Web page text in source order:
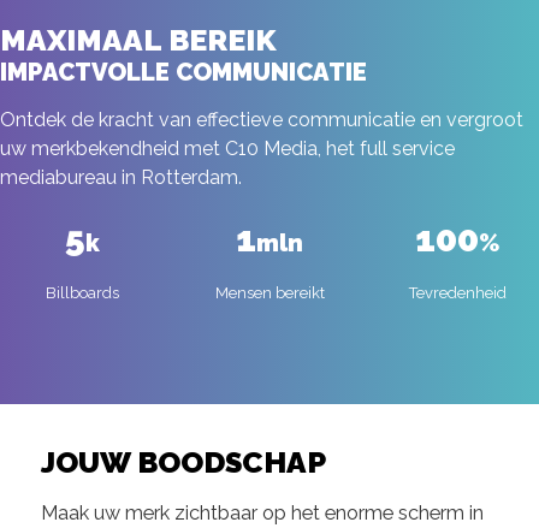
MAXIMAAL BEREIK
IMPACTVOLLE COMMUNICATIE
Ontdek de kracht van effectieve communicatie en vergroot
uw merkbekendheid met C10 Media, het full service
mediabureau in Rotterdam.
5k
Billboards
1mln
Mensen bereikt
100%
Tevredenheid
JOUW BOODSCHAP
Maak uw merk zichtbaar op het enorme scherm in